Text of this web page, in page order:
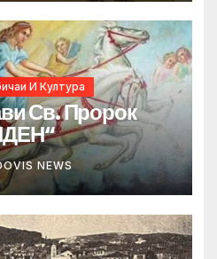
И Култура
Св. Пророк
NEWS